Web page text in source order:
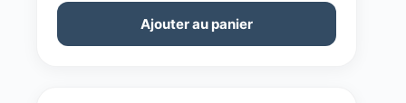
Ajouter au panier